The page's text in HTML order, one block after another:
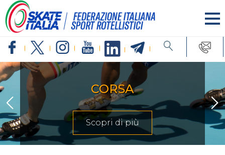
CORSA
Scopri di più